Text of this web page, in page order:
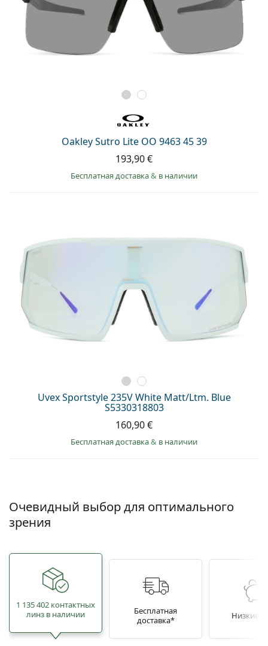
Oakley Sutro Lite OO 9463 45 39
193,90 €
Бесплатная доставка& в наличии
Uvex Sportstyle 235V White Matt/Ltm. Blue
S5330318803
160,90 €
Бесплатная доставка& в наличии
Очевидный выбор для оптимального
зрения
1 135 402 контактных
линз в наличии
Бесплатная
доставка*
Низкие